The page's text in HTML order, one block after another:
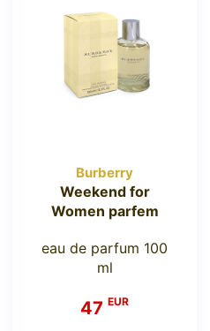
Burberry
Weekend for
Women parfem
eau de parfum 100
ml
47 EUR